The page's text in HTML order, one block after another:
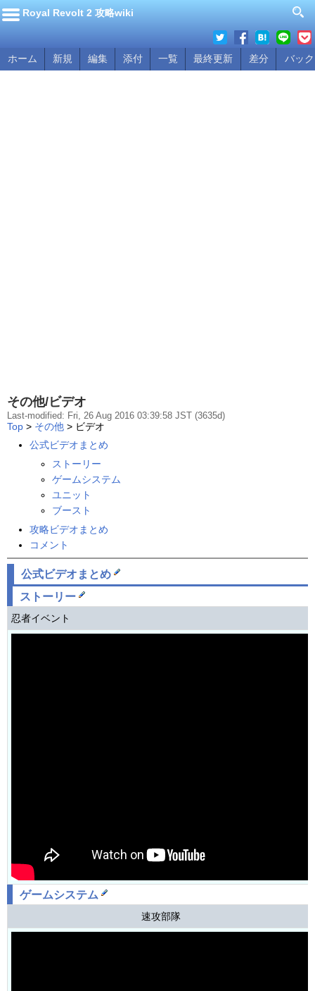
Royal Revolt 2 攻略wiki
ホーム 新規 編集 添付 一覧 最終更新 差分 バッ
その他/ビデオ
Last-modified: Fri, 26 Aug 2016 03:39:58 JST (3635d)
Top > その他 > ビデオ
公式ビデオまとめ
ストーリー
ゲームシステム
ユニット
ブースト
攻略ビデオまとめ
コメント
公式ビデオまとめ
ストーリー
忍者イベント
ゲームシステム
速攻部隊